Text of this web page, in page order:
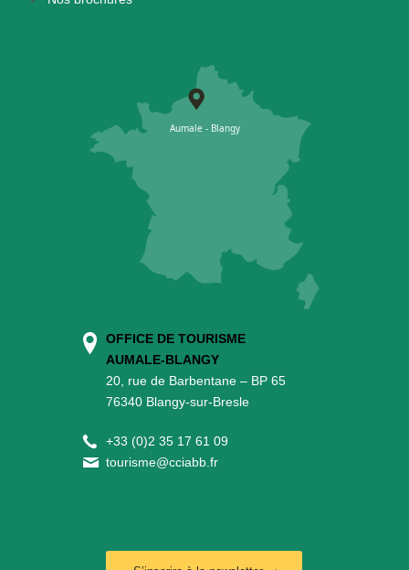
OFFICE DE TOURISME
AUMALE-BLANGY
20, rue de Barbentane – BP 65
76340 Blangy-sur-Bresle
+33 (0)2 35 17 61 09
tourisme@cciabb.fr